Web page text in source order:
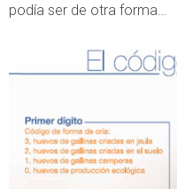
podía ser de otra forma…